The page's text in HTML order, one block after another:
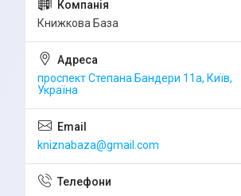
Книжкова База
проспект Степана Бандери 11а, Київ,
Україна
kniznabaza@gmail.com